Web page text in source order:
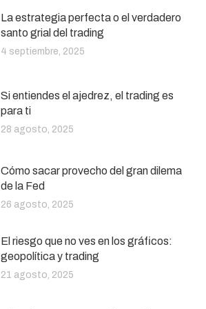
La estrategia perfecta o el verdadero
santo grial del trading
4 septiembre, 2025
Si entiendes el ajedrez, el trading es
para ti
28 agosto, 2025
Cómo sacar provecho del gran dilema
de la Fed
26 agosto, 2025
El riesgo que no ves en los gráficos:
geopolítica y trading
21 agosto, 2025